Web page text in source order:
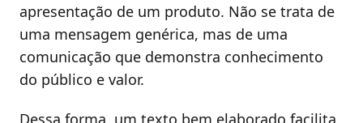
apresentação de um produto. Não se trata de
uma mensagem genérica, mas de uma
comunicação que demonstra conhecimento
do público e valor.